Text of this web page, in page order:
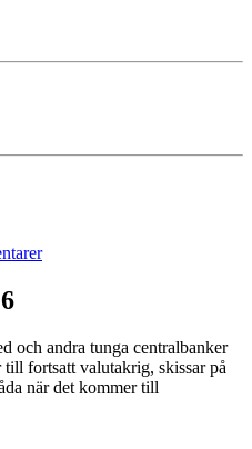
och andra tunga centralbanker
fortsatt valutakrig, skissar på
när det kommer till